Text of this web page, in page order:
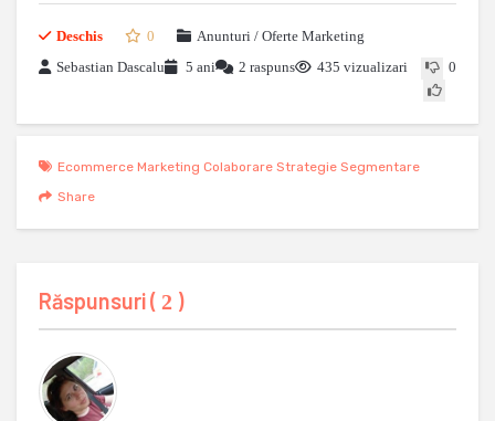
Deschis 0
Anunturi / Oferte Marketing
Sebastian Dascalu
5 ani 2 raspuns 435 vizualizari 0
Ecommerce Marketing Colaborare Strategie Segmentare
Share
Răspunsuri ( 2 )